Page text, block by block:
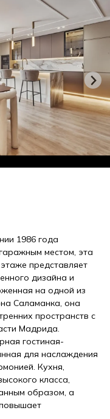
1986 года
местом, эта
представляет
дизайна и
на одной из
Саламанка, она
пространств с
Мадрида.
гостиная-
для наслаждения
Кухня,
класса,
образом, а